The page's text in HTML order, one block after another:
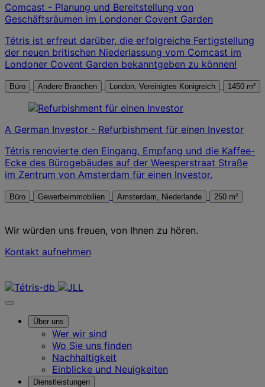
Comcast - Planung und Bereitstellung von
Geschäftsräumen im Londoner Covent Garden
Tétris ist erfreut darüber, die erfolgreiche Fertigstellung
der neuen britischen Niederlassung vom Comcast im
Londoner Covent Garden bekanntgeben zu können!
Büro Andere Branchen London, Vereinigtes Königreich 1450 m²
A German Investor - Refurbishment für einen Investor
Tétris renovierte den Eingang, Empfang und die Kaffee-
Ecke des Bürogebäudes auf der Weesperstraat Straße
im Zentrum von Amsterdam für einen Investor.
Büro Gewerbeimmobilien Amsterdam, Niederlande 250 m²
Wir würden uns freuen, von Ihnen zu hören.
Kontakt aufnehmen
Über uns
Wer wir sind
Wo Sie uns finden
Nachhaltigkeit
Einblicke und Neuigkeiten
Dienstleistungen